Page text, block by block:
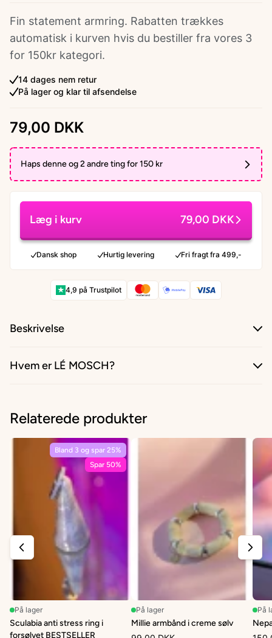
Fin statement armring. Rabatten trækkes
automatisk i kurven hvis du bestiller fra vores 3
for 150kr kategori.
14 dages nem retur
På lager og klar til afsendelse
79,00 DKK
Haps denne og 2 andre ting for 150 kr
Læg i kurv 79,00 DKK
Dansk shop Hurtig levering Fri fragt fra 499,-
★ 4,9 på Trustpilot
Beskrivelse
Hvem er LÉ MOSCH?
Relaterede produkter
Bland 3 og spar 25%
Spar 50%
På lager
Sculabia anti stress ring i
forsølvet BESTSELLER
På lager
Millie armbånd i creme sølv
På